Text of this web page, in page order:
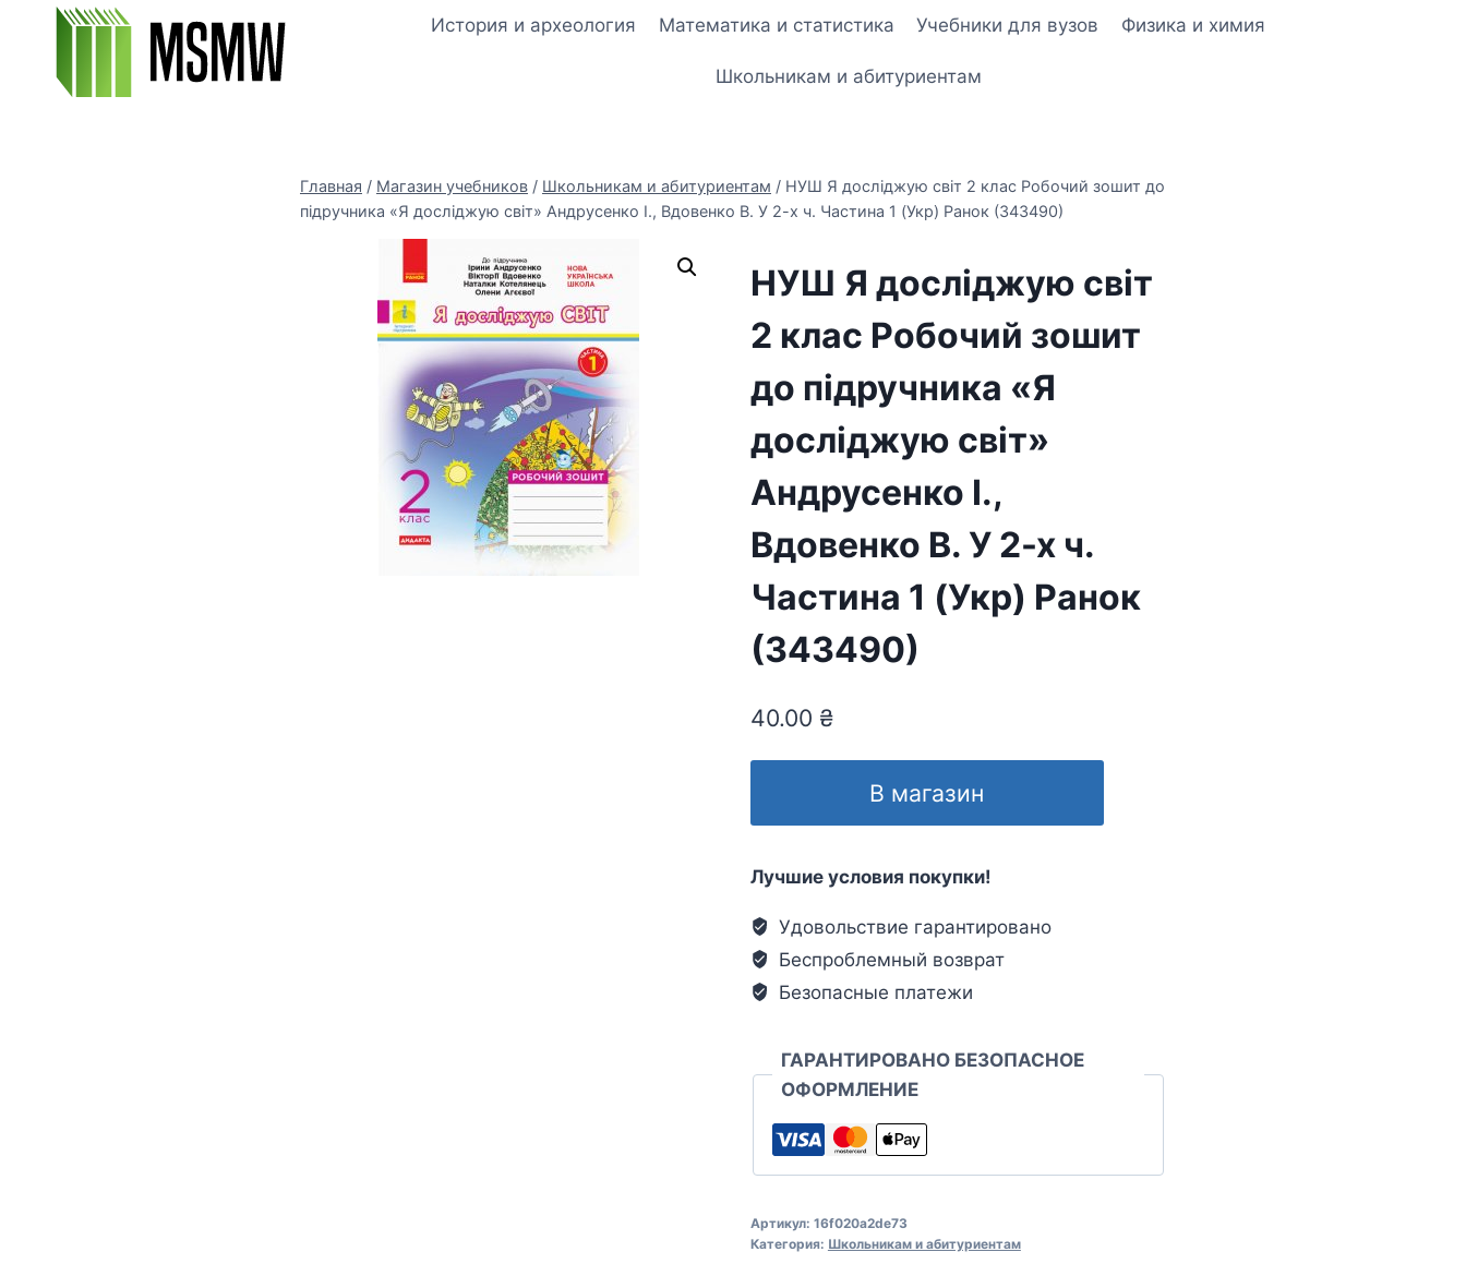
Перейти
содержимому
История и археология Математика и статистика Учебники для вузов Физика и химия
Школьникам и абитуриентам
Главная / Магазин учебников / Школьникам и абитуриентам / НУШ Я досліджую світ 2 клас Робочий зошит до
підручника «Я досліджую світ» Андрусенко І., Вдовенко В. У 2-х ч. Частина 1 (Укр) Ранок (343490)
НУШ Я досліджую світ
2 клас Робочий зошит
до підручника «Я
досліджую світ»
Андрусенко І.,
Вдовенко В. У 2-х ч.
Частина 1 (Укр) Ранок
(343490)
40.00 ₴
В магазин
Лучшие условия покупки!
Удовольствие гарантировано
Беспроблемный возврат
Безопасные платежи
ГАРАНТИРОВАНО БЕЗОПАСНОЕ
ОФОРМЛЕНИЕ
Артикул: 16f020a2de73
Категория: Школьникам и абитуриентам